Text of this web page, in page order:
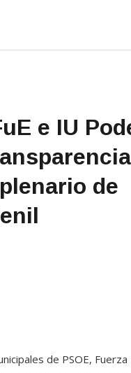
e IU
de
de PSOE, Fuerza